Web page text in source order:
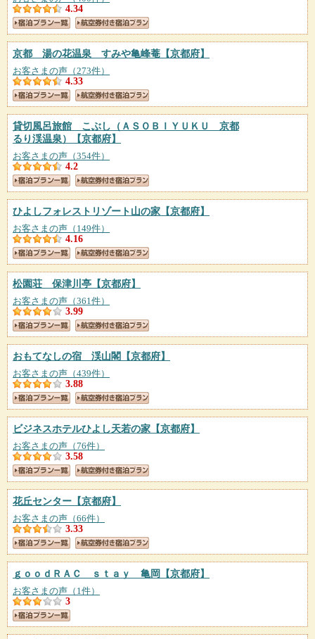
4.34
京都 湯の花温泉 すみや亀峰菴 【京都府】
お客さまの声（273件）
4.33
貸切風呂旅館 こぶし（ＡＳＯＢＩＹＵＫＵ 京都
るり渓温泉）
【京都府】
お客さまの声（354件）
4.2
ひよしフォレストリゾート山の家 【京都府】
お客さまの声（149件）
4.16
松園荘 保津川亭 【京都府】
お客さまの声（361件）
3.99
おもてなしの宿 渓山閣 【京都府】
お客さまの声（439件）
3.88
ビジネスホテルひよし天若の家 【京都府】
お客さまの声（76件）
3.58
花丘センター 【京都府】
お客さまの声（66件）
3.33
ｇｏｏｄＲＡＣ ｓｔａｙ 亀岡 【京都府】
お客さまの声（1件）
3